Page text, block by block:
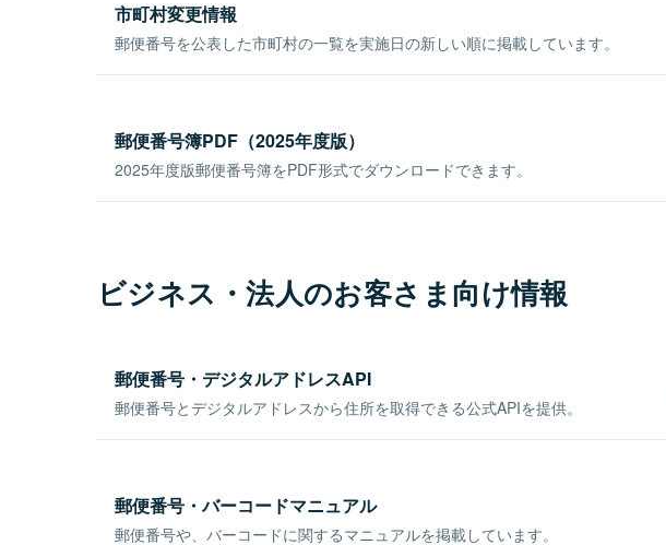
市町村変更情報
郵便番号を公表した市町村の一覧を実施日の新しい順に掲載しています。
郵便番号簿PDF（2025年度版）
2025年度版郵便番号簿をPDF形式でダウンロードできます。
ビジネス・法人のお客さま向け情報
郵便番号・デジタルアドレスAPI
郵便番号とデジタルアドレスから住所を取得できる公式APIを提供。
郵便番号・バーコードマニュアル
郵便番号や、バーコードに関するマニュアルを掲載しています。